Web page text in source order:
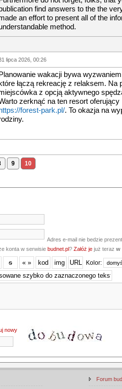
find answers to the the
an effort to present all of the
method.
lipca 2026, 00:26
wakacji bywa
łączą rekreację z relaksem. Na
z opcją aktywnego
zerknąć na ten resort
forest-park.pl/. To okazja na
9 10
Adres e-mail nie bedzie
konta w serwisie budnet.pl? Załóż je już teraz w
Kolor:
nowy
Forum